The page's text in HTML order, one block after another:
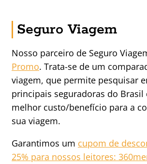
Seguro Viagem
Nosso parceiro de Seguro
Promo. Trata-se de um
viagem, que permite pesquisar
principais seguradoras do Brasil
melhor custo/benefício para a
sua viagem.
Garantimos um cupom de
25% para nossos leitores: